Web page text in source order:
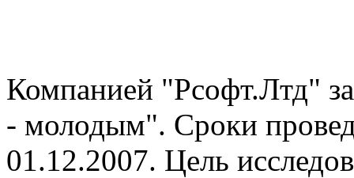
Компанией "Рсофт.Лтд"
- молодым". Сроки
01.12.2007. Цель